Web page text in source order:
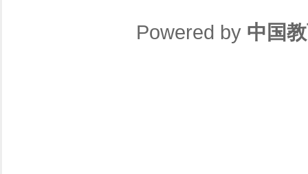
Powered by 中国